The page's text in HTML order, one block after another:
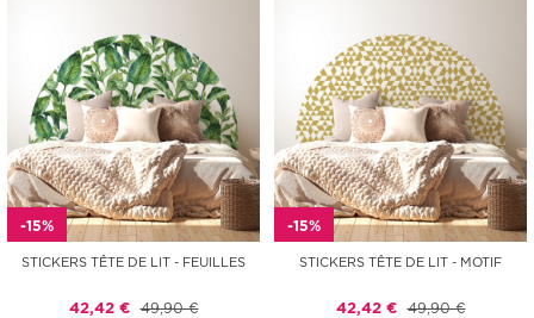
-15%
STICKERS TÊTE DE LIT - FEUILLES
42,42 € 49,90 €
-15%
STICKERS TÊTE DE LIT - MOTIF
42,42 € 49,90 €